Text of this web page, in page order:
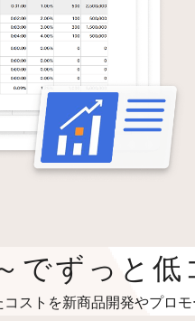
でずっと低
ストを新商品開発やプロ